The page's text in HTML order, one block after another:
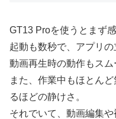
GT13 Proを使うとまず感
起動も数秒で、アプリ
動画再生時の動作もスム
また、作業中もほとん
るほどの静けさ。
それでいて、動画編集